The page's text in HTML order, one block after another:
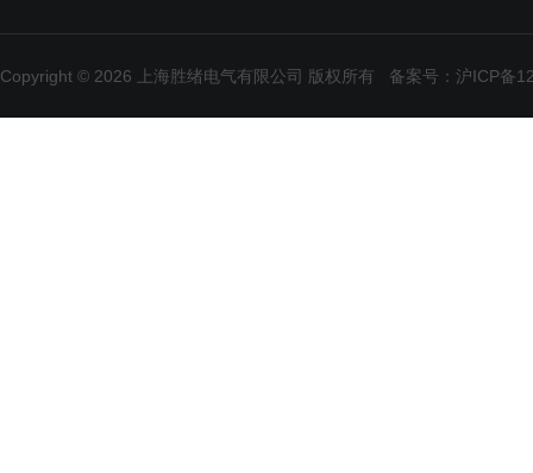
Copyright © 2026 上海胜绪电气有限公司 版权所有 备案号：沪ICP备